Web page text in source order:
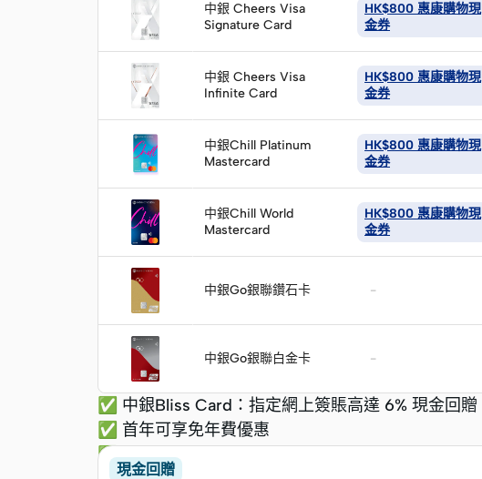
中銀 Cheers Visa
Signature Card
申
HK$800 惠康購物現
金券
中銀 Cheers Visa
Infinite Card
立
申
HK$800 惠康購物現
金券
中銀Chill Platinum
Mastercard
立
申
HK$800 惠康購物現
金券
中銀Chill World
Mastercard
立
申
HK$800 惠康購物現
金券
中銀Go銀聯鑽石卡 -
中銀Go銀聯白金卡 -
✅ 中銀Bliss Card：指定網上簽賬高達 6% 現金回贈
✅ 首年可享免年費優惠
✅ 獨家迎新獎賞高達
現金回贈